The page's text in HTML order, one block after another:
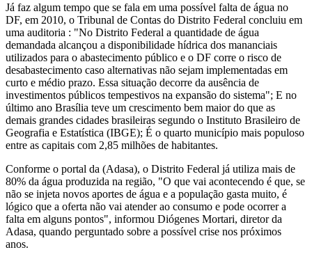
Já faz algum tempo que se fala em uma possível falta de água no
DF, em 2010, o Tribunal de Contas do Distrito Federal concluiu em
uma auditoria : "No Distrito Federal a quantidade de água
demandada alcançou a disponibilidade hídrica dos mananciais
utilizados para o abastecimento público e o DF corre o risco de
desabastecimento caso alternativas não sejam implementadas em
curto e médio prazo. Essa situação decorre da ausência de
investimentos públicos tempestivos na expansão do sistema"; E no
último ano Brasília teve um crescimento bem maior do que as
demais grandes cidades brasileiras segundo o Instituto Brasileiro de
Geografia e Estatística (IBGE); É o quarto município mais populoso
entre as capitais com 2,85 milhões de habitantes.
Conforme o portal da (Adasa), o Distrito Federal já utiliza mais de
80% da água produzida na região, "O que vai acontecendo é que, se
não se injeta novos aportes de água e a população gasta muito, é
lógico que a oferta não vai atender ao consumo e pode ocorrer a
falta em alguns pontos", informou Diógenes Mortari, diretor da
Adasa, quando perguntado sobre a possível crise nos próximos
anos.